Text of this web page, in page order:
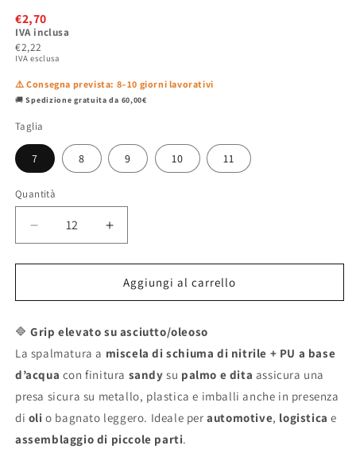
€2,70
IVA inclusa
€2,22
IVA esclusa
⚠️ Consegna prevista: 8–10 giorni lavorativi
🚚Spedizione gratuita da 60,00€
Taglia
7 8 9 10 11
Quantità
Diminuisci
per
da
lavoro
ICA
in
nitrile
sabbiato
–
grip
Aumenta
per
Guanti
da
lavoro
ICA
in
nitrile
sabbiato
–
grip
Aggiungi al carrello
🔷Grip elevato su asciutto/oleoso
La spalmatura a miscela di schiuma di nitrile + PU a base
d’acqua con finitura sandy su palmo e dita assicura una
presa sicura su metallo, plastica e imballi anche in presenza
di oli o bagnato leggero. Ideale perautomotive, logistica e
assemblaggio di piccole parti.